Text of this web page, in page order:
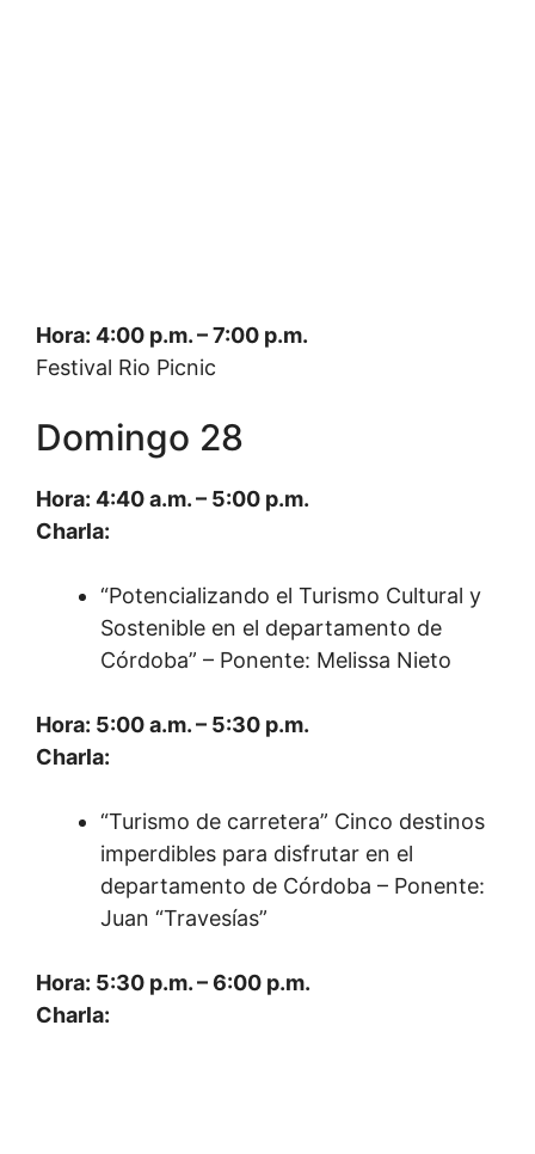
Hora: 4:00 p.m. – 7:00 p.m.
Festival Rio Picnic
Domingo 28
Hora: 4:40 a.m. – 5:00 p.m.
Charla:
“Potencializando el Turismo Cultural y
Sostenible en el departamento de
Córdoba” – Ponente: Melissa Nieto
Hora: 5:00 a.m. – 5:30 p.m.
Charla:
“Turismo de carretera” Cinco destinos
imperdibles para disfrutar en el
departamento de Córdoba – Ponente:
Juan “Travesías”
Hora: 5:30 p.m. – 6:00 p.m.
Charla: